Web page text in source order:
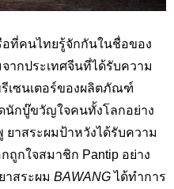
ที่คนไทยรู้จักกันในชื่อของ
ากประเทศจีนที่ได้รับความ
เซนเตอร์ของผลิตภัณฑ์
นักบู๊ขวัญใจคนทั้งโลกอย่าง
ยาสระผมป้าหวังได้รับความ
ถูกใจสมาชิก Pantip อย่าง
าสระผม BAWANGได้ทำการ